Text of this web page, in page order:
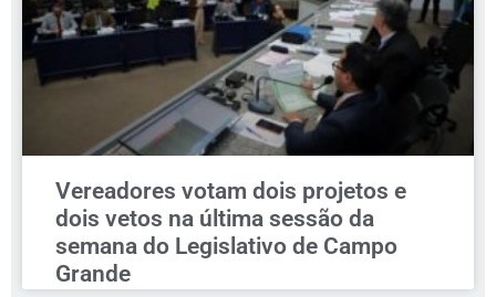
Vereadores votam dois projetos e
dois vetos na última sessão da
semana do Legislativo de Campo
Grande